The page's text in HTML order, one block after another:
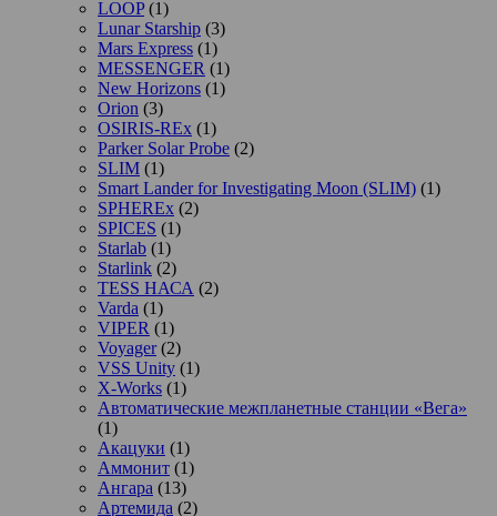
LOOP(1)
Lunar Starship (3)
Mars Express (1)
MESSENGER (1)
New Horizons (1)
Orion (3)
OSIRIS-REx (1)
Parker Solar Probe (2)
SLIM (1)
Smart Lander for Investigating Moon (SLIM) (1)
SPHEREx (2)
SPICES (1)
Starlab (1)
Starlink (2)
TESS НАСА (2)
Varda (1)
VIPER (1)
Voyager(2)
VSS Unity (1)
X-Works (1)
Автоматические межпланетные станции «Вега»
(1)
Акацуки (1)
Аммонит (1)
Ангара (13)
Артемида (2)